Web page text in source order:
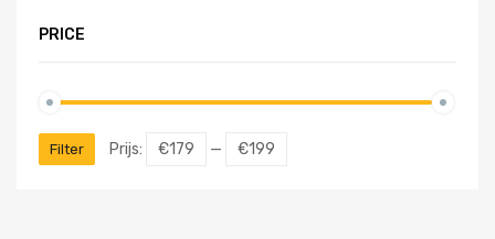
PRICE
Filter Prijs: €179 — €199